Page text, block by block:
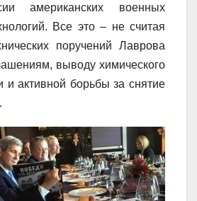
американских военных
Все это – не считая
поручений Лаврова
выводу химического
и активной борьбы за снятие